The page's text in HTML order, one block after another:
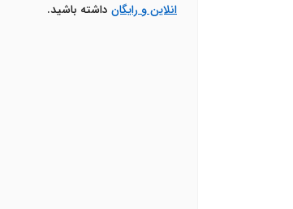
انلاین و رایگان داشته باشید.